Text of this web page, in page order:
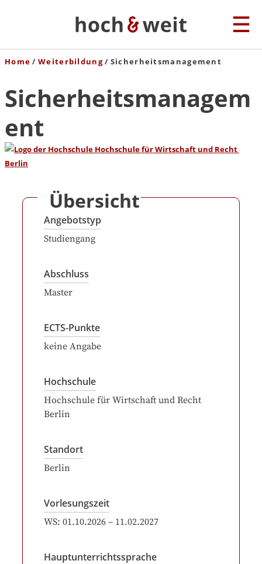
Home Weiterbildung Sicherheitsmanagement
Sicherheitsmanagem
ent
Übersicht
Angebotstyp
Studiengang
Abschluss
Master
ECTS-Punkte
keine Angabe
Hochschule
Hochschule für Wirtschaft und Recht
Berlin
Standort
Berlin
Vorlesungszeit
WS: 01.10.2026 – 11.02.2027
Hauptunterrichtssprache